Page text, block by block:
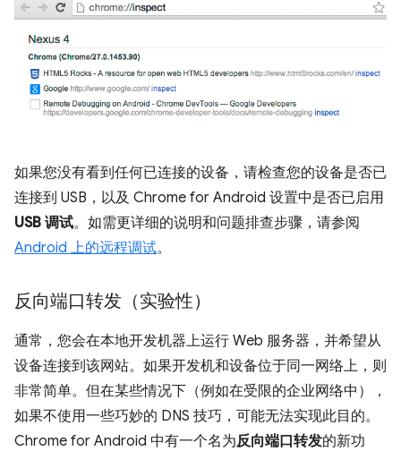
如果您没有看到任何已连接的设备，请检查您的设备是否已
连接到 USB，以及 Chrome for Android 设置中是否已启用
USB 调试。如需更详细的说明和问题排查步骤，请参阅
Android 上的远程调试。
反向端口转发（实验性）
通常，您会在本地开发机器上运行 Web 服务器，并希望从
设备连接到该网站。如果开发机和设备位于同一网络上，则
非常简单。但在某些情况下（例如在受限的企业网络中），
如果不使用一些巧妙的 DNS 技巧，可能无法实现此目的。
Chrome for Android 中有一个名为反向端口转发的新功